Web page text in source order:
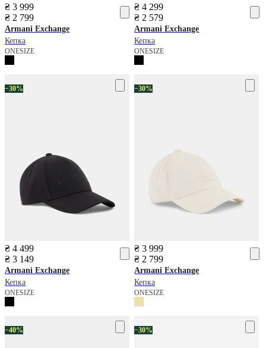
₴ 3 999
₴ 2 799
Armani Exchange
Кепка
ONESIZE
₴ 4 299
₴ 2 579
Armani Exchange
Кепка
ONESIZE
−30%
₴ 4 499
₴ 3 149
Armani Exchange
Кепка
ONESIZE
−30%
₴ 3 999
₴ 2 799
Armani Exchange
Кепка
ONESIZE
−40% −30%